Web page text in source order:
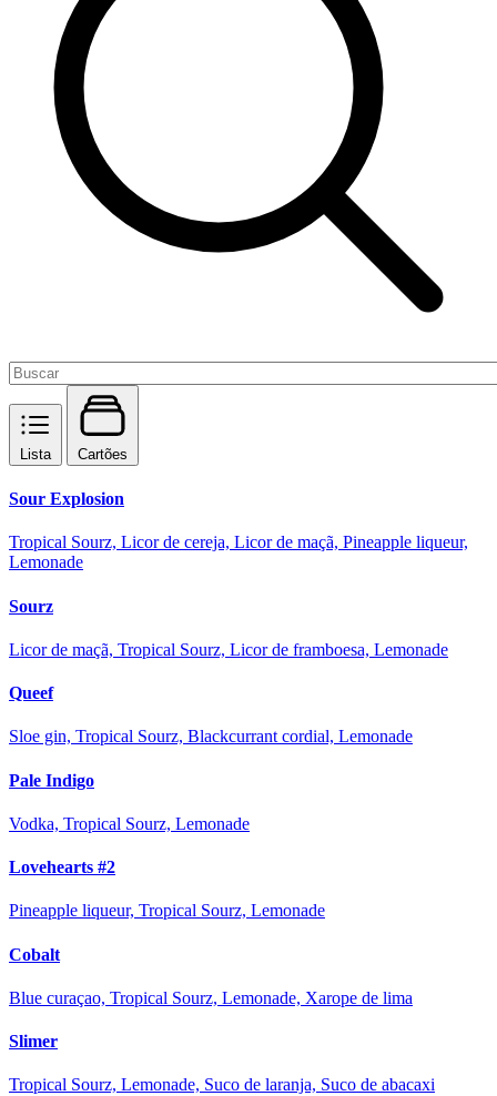
Lista Cartões
Sour Explosion
Tropical Sourz, Licor de cereja, Licor de maçã, Pineapple liqueur,
Lemonade
Sourz
Licor de maçã, Tropical Sourz, Licor de framboesa, Lemonade
Queef
Sloe gin, Tropical Sourz, Blackcurrant cordial, Lemonade
Pale Indigo
Vodka, Tropical Sourz, Lemonade
Lovehearts #2
Pineapple liqueur, Tropical Sourz, Lemonade
Cobalt
Blue curaçao, Tropical Sourz, Lemonade, Xarope de lima
Slimer
Tropical Sourz, Lemonade, Suco de laranja, Suco de abacaxi